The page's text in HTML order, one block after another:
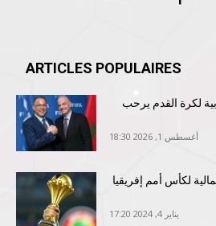
ARTICLES POPULAIRES
لكرة القدم يرحب
أغسطس 1, 2026 18:30
لكأس أمم إفريقيا
يناير 4, 2024 17:20